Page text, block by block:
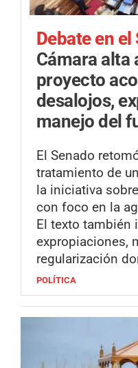
Debate en el
Cámara alta
proyecto
desalojos,
manejo del
El Senado
tratamiento de
la iniciativa
con foco en la
El texto también
expropiaciones,
regularización
POLÍTICA